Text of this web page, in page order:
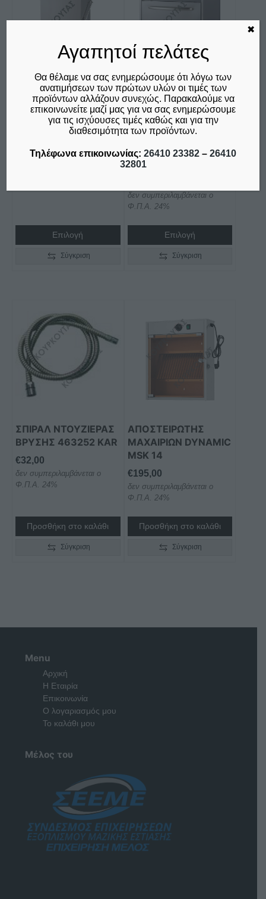
ΠΛΥΝΤΗΡΙΟ
ΠΟΤΗΡΙΩΝ-ΠΙΑΤΩΝ
2.680,00 – €2.760,00Price
range:
through
€2.760,00
Επιλογή
προϊόν
πολλαπλές
επιλογές
μπορούν
προϊόντος
Σύγκριση
ΠΛΥΝΤΗΡΙΟ
ΠΟΤΗΡΙΩΝ-ΠΙΑΤΩΝ
Ε600 ALFA
ΧΑΜΗΛΗΣ
ΚΑΤΑΝΑΛΩΣΗΣ
δεν συμπεριλαμβάνεται ο
Φ.Π.Α. 24%
Επιλογή
προϊόν
πολλαπλές
Οι
επιλογές
μπορούν
να
επιλεγούν
στη
σελίδα
προϊόντος
Σύγκριση
ΣΠΙΡΑΛ ΝΤΟΥΖΙΕΡΑΣ
ΒΡΥΣΗΣ 463252 KAR
€32,00
δεν συμπεριλαμβάνεται ο
Φ.Π.Α. 24%
Προσθήκη στο καλάθι
Σύγκριση
ΑΠΟΣΤΕΙΡΩΤΗΣ
ΜΑΧΑΙΡΙΩΝ DYNAMIC
MSK 14
€195,00
δεν συμπεριλαμβάνεται ο
Φ.Π.Α. 24%
Προσθήκη στο καλάθι
Σύγκριση
Menu
Αρχική
Η Εταιρία
Επικοινωνία
Ο λογαριασμός μου
Το καλάθι μου
Μέλος του
Αγαπητοί πελάτες
Θα θέλαμε να σας ενημερώσουμε ότι λόγω των
ανατιμήσεων των πρώτων υλών οι τιμές των
προϊόντων αλλάζουν συνεχώς. Παρακαλούμε να
επικοινωνείτε μαζί μας για να σας ενημερώσουμε
για τις ισχύουσες τιμές καθώς και για την
διαθεσιμότητα των προϊόντων.
Τηλέφωνα επικοινωνίας: 26410 23382 – 26410
32801
✖